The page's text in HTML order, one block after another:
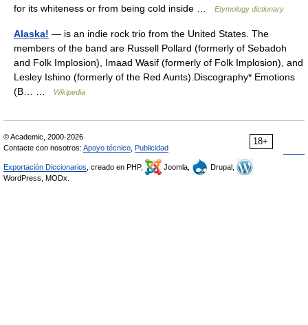
for its whiteness or from being cold inside …
Etymology dictionary
Alaska! — is an indie rock trio from the United States. The
members of the band are Russell Pollard (formerly of Sebadoh
and Folk Implosion), Imaad Wasif (formerly of Folk Implosion), and
Lesley Ishino (formerly of the Red Aunts).Discography* Emotions
(B… …
Wikipedia
18+
© Academic, 2000-2026
Contacte con nosotros: Apoyo técnico Publicidad
Exportación Diccionarios , creado en PHP, Joomla,
Drupal,
WordPress, MODx.